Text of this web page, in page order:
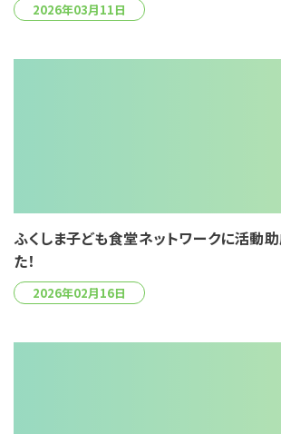
2026年03月11日
ふくしま子ども食堂ネットワークに活動
た！
2026年02月16日